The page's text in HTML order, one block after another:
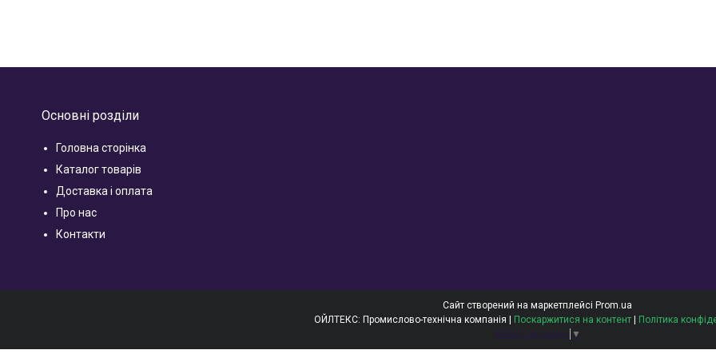
Основні розділи
Головна сторінка
Каталог товарів
Доставка і оплата
Про нас
Контакти
Сайт створений на маркетплейсі Prom.ua
ОЙЛТЕКС: Промислово-технічна компанія | Поскаржитися на контент | Політика
Select Language ▼